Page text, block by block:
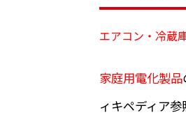
エアコン・冷蔵
家庭用電化製品
ィキペディア参